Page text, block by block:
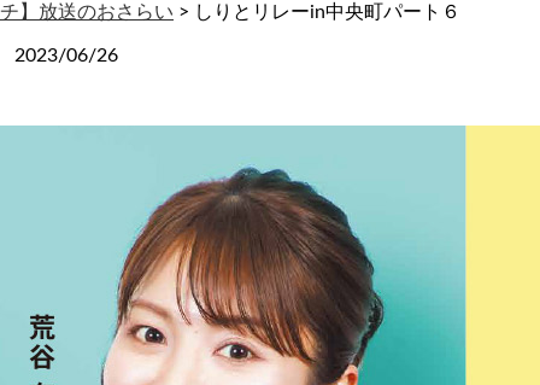
チ】放送のおさらい > しりとリレーin中央町パート６
2023/06/26